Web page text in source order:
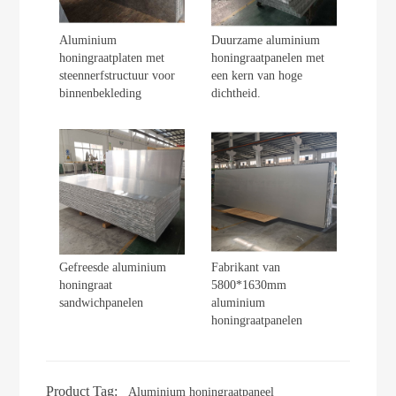
Aluminium
honingraatplaten met
steennerfstructuur voor
binnenbekleding
Duurzame aluminium
honingraatpanelen met
een kern van hoge
dichtheid.
Gefreesde aluminium
honingraat
sandwichpanelen
Fabrikant van
5800*1630mm
aluminium
honingraatpanelen
Product Tag: Aluminium honingraatpaneel